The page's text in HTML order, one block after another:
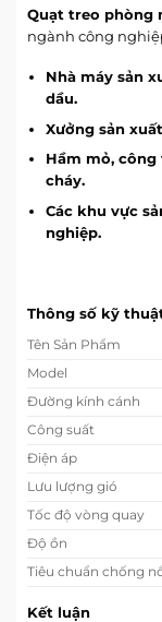
Quạt treo phòng
ngành công
Nhà máy sản
dầu.
Xưởng sản
Hầm mỏ,
cháy.
Các khu vực
nghiệp.
Thông số kỹ
Tên Sản Phẩm
Model
Đường kính cánh
Công suất
Điện áp
Lưu lượng gió
Tốc độ vòng quay
Độ ồn
Tiêu chuẩn chống
Kết luận